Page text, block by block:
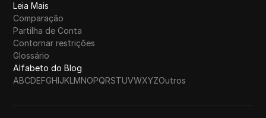
Leia Mais
Comparação
Partilha de Conta
Contornar restrições
Glossário
Alfabeto do Blog
ABCDEFGHIJKLMNOPQRSTUVWXYZOutros